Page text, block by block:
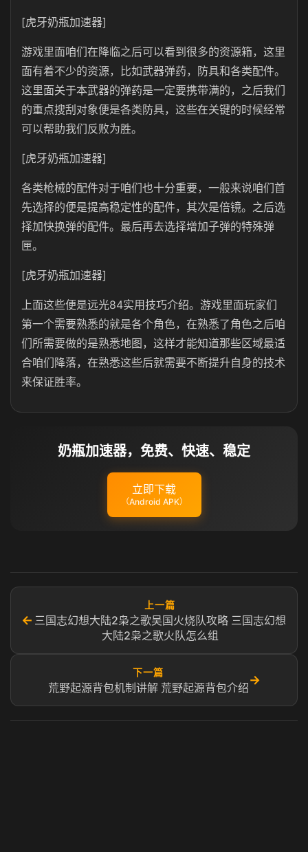
[虎牙奶瓶加速器]
游戏里面咱们在降临之后可以看到很多的资源箱，这里
面有着不少的资源，比如武器弹药，防具和各类配件。
这里面关于本武器的弹药是一定要携带满的，之后我们
的重点搜刮对象便是各类防具，这些在关键的时候经常
可以帮助我们反败为胜。
[虎牙奶瓶加速器]
各类枪械的配件对于咱们也十分重要，一般来说咱们首
先选择的便是提高稳定性的配件，其次是倍镜。之后选
择加快换弹的配件。最后再去选择增加子弹的特殊弹
匣。
[虎牙奶瓶加速器]
上面这些便是远光84实用技巧介绍。游戏里面玩家们
第一个需要熟悉的就是各个角色，在熟悉了角色之后咱
们所需要做的是熟悉地图，这样才能知道那些区域最适
合咱们降落，在熟悉这些后就需要不断提升自身的技术
来保证胜率。
奶瓶加速器，免费、快速、稳定
立即下载
（Android APK）
←
上一篇
三国志幻想大陆2枭之歌吴国火烧队攻略 三国志幻想
大陆2枭之歌火队怎么组
下一篇
荒野起源背包机制讲解 荒野起源背包介绍
→